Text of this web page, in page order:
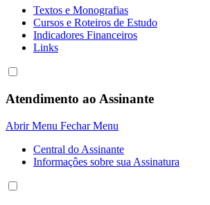
Textos e Monografias
Cursos e Roteiros de Estudo
Indicadores Financeiros
Links
Atendimento ao Assinante
Abrir Menu Fechar Menu
Central do Assinante
Informaçôes sobre sua Assinatura